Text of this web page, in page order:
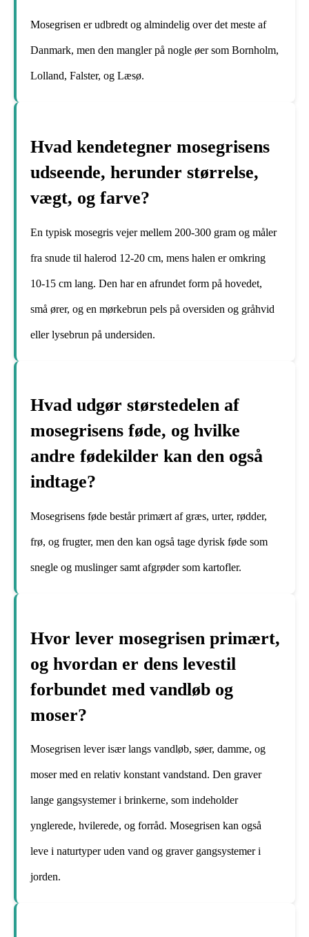
Mosegrisen er udbredt og almindelig over det meste af
Danmark, men den mangler på nogle øer som Bornholm,
Lolland, Falster, og Læsø.
Hvad kendetegner mosegrisens
udseende, herunder størrelse,
vægt, og farve?
En typisk mosegris vejer mellem 200-300 gram og måler
fra snude til halerod 12-20 cm, mens halen er omkring
10-15 cm lang. Den har en afrundet form på hovedet,
små ører, og en mørkebrun pels på oversiden og gråhvid
eller lysebrun på undersiden.
Hvad udgør størstedelen af
mosegrisens føde, og hvilke
andre fødekilder kan den også
indtage?
Mosegrisens føde består primært af græs, urter, rødder,
frø, og frugter, men den kan også tage dyrisk føde som
snegle og muslinger samt afgrøder som kartofler.
Hvor lever mosegrisen primært,
og hvordan er dens levestil
forbundet med vandløb og
moser?
Mosegrisen lever især langs vandløb, søer, damme, og
moser med en relativ konstant vandstand. Den graver
lange gangsystemer i brinkerne, som indeholder
ynglerede, hvilerede, og forråd. Mosegrisen kan også
leve i naturtyper uden vand og graver gangsystemer i
jorden.